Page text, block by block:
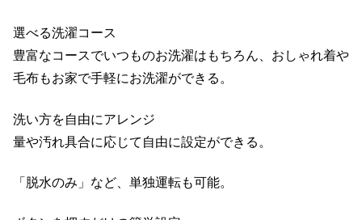
選べる洗濯コース
豊富なコースでいつものお洗濯はもちろん、おしゃれ着や
毛布もお家で手軽にお洗濯ができる。
洗い方を自由にアレンジ
量や汚れ具合に応じて自由に設定ができる。
「脱水のみ」など、単独運転も可能。